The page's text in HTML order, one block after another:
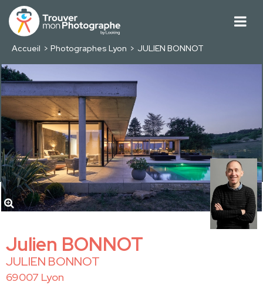
Accueil Photographes Lyon JULIEN BONNOT
Julien BONNOT
JULIEN BONNOT
69007 Lyon